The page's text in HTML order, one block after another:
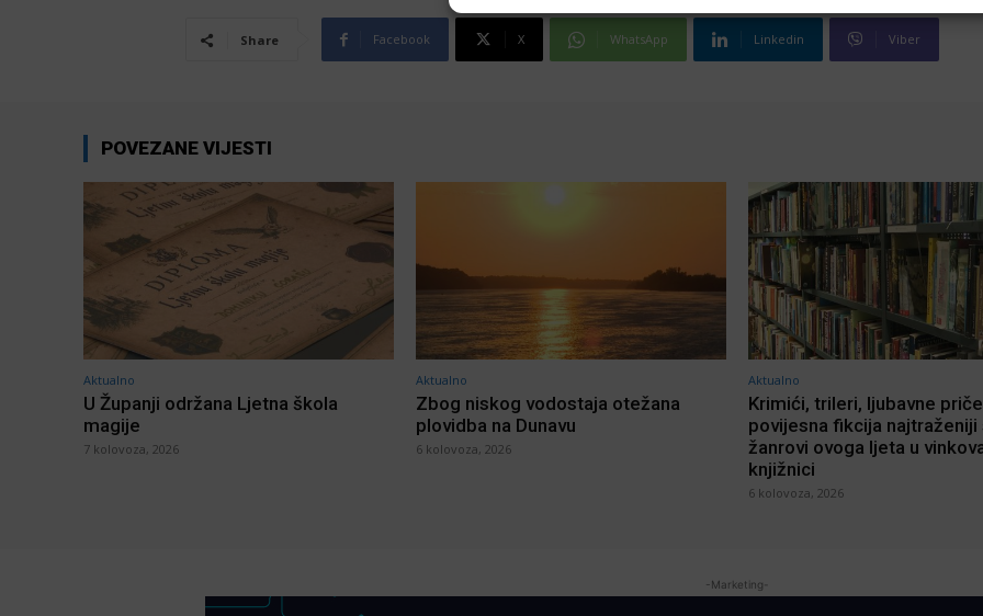
Share Facebook X WhatsApp Linkedin Viber
POVEZANE VIJESTI
Aktualno
U Županji održana Ljetna škola
magije
7 kolovoza, 2026
Aktualno
Zbog niskog vodostaja otežana
plovidba na Dunavu
6 kolovoza, 2026
Aktualno
Krimići, trileri, ljubavne
povijesna fikcija najtraženiji
žanrovi ovoga ljeta u
knjižnici
6 kolovoza, 2026
-Marketing-